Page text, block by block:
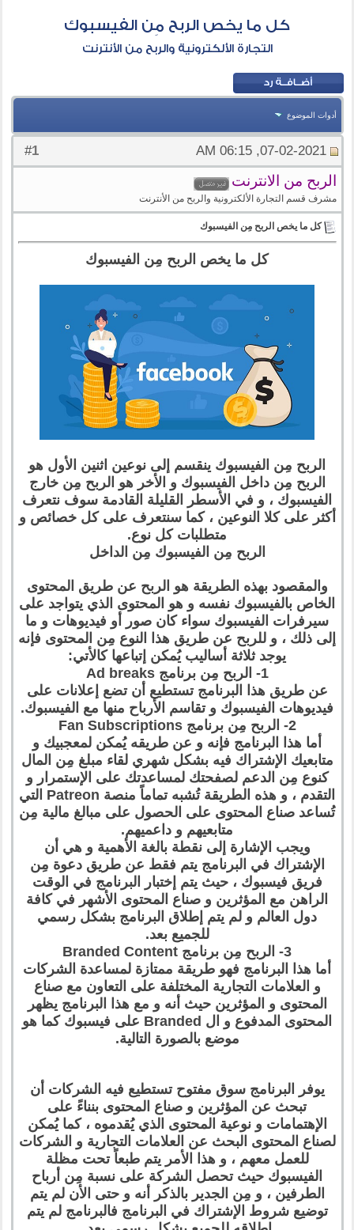
كل ما يخص الربح مِن الفيسبوك
التجارة الألكترونية والربح من الأنترنت
أدوات الموضوع
#
1 07-02-2021, 06:15 AM
الربح من الانترنت
مشرف قسم التجارة الألكترونية والربح من الأنترنت
كل ما يخص الربح مِن الفيسبوك
كل ما يخص الربح مِن الفيسبوك
الربح مِن الفيسبوك ينقسم إلى نوعين اثنين الأول هو
الربح مِن داخل الفيسبوك و الأخر هو الربح مِن خارج
الفيسبوك ، و في الأسطر القليلة القادمة سوف نتعرف
أكثر على كلا النوعين ، كما سنتعرف على كل خصائص و
متطلبات كل نوع.
الربح مِن الفيسبوك مِن الداخل
والمقصود بهذه الطريقة هو الربح عن طريق المحتوى
الخاص بالفيسبوك نفسه و هو المحتوى الذي يتواجد على
سيرفرات الفيسبوك سواء كان صور أو فيديوهات و ما
إلى ذلك ، و للربح عن طريق هذا النوع مِن المحتوى فإنه
يوجد ثلاثة أساليب يُمكن إتباعها كالأتي:
1- الربح مِن برنامج Ad breaks
عن طريق هذا البرنامج تستطيع أن تضع إعلانات على
فيديوهات الفيسبوك و تقاسم الأرباح منها مع الفيسبوك.
2- الربح مِن برنامج Fan Subscriptions
أما هذا البرنامج فإنه و عن طريقه يُمكن لمعجبيك و
متابعيك الإشتراك فيه بشكل شهري لقاء مبلغ مِن المال
كنوع مِن الدعم لصفحتك لمساعدتك على الإستمرار و
التقدم ، و هذه الطريقة تُشبه تماماً منصة Patreon التي
تُساعد صناع المحتوى على الحصول على مبالغ مالية مِن
متابعيهم و داعميهم.
ويجب الإشارة إلى نقطة بالغة الأهمية و هي أن
الإشتراك في البرنامج يتم فقط عن طريق دعوة مِن
فريق فيسبوك ، حيث يتم إختبار البرنامج في الوقت
الراهن مع المؤثرين و صناع المحتوى الأشهر في كافة
دول العالم و لم يتم إطلاق البرنامج بشكل رسمي
للجميع بعد.
3- الربح مِن برنامج Branded Content
أما هذا البرنامج فهو طريقة ممتازة لمساعدة الشركات
و العلامات التجارية المختلفة على التعاون مع صناع
المحتوى و المؤثرين حيث أنه و مع هذا البرنامج يظهر
المحتوى المدفوع و ال Branded على فيسبوك كما هو
موضع بالصورة التالية.
يوفر البرنامج سوق مفتوح تستطيع فيه الشركات أن
تبحث عن المؤثرين و صناع المحتوى بنناءً على
الإهتمامات و نوعية المحتوى الذي يُقدموه ، كما يُمكن
لصناع المحتوى البحث عن العلامات التجارية و الشركات
للعمل معهم ، و هذا الأمر يتم طبعاً تحت مظلة
الفيسبوك حيث تحصل الشركة على نسبة مِن أرباح
الطرفين ، و مِن الجدير بالذكر أنه و حتى الأن لم يتم
توضيع شروط الإشتراك في البرنامج فالبرنامج لم يتم